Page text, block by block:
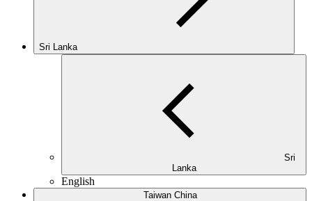
Sri Lanka
Lanka
English
Taiwan China